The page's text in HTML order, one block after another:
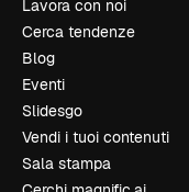
Lavora con noi
Cerca tendenze
Blog
Eventi
Slidesgo
Vendi i tuoi contenuti
Sala stampa